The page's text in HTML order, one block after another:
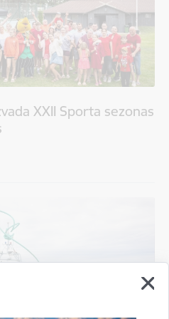
XXII Sporta sezonas